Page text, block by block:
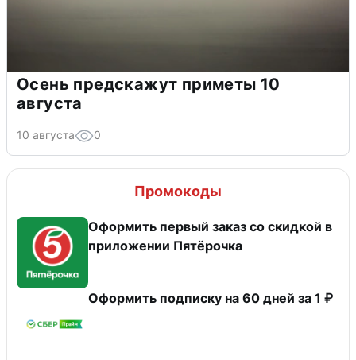
Осень предскажут приметы 10
августа
10 августа 0
Промокоды
Оформить первый заказ со скидкой в
приложении Пятёрочка
Оформить подписку на 60 дней за 1 ₽